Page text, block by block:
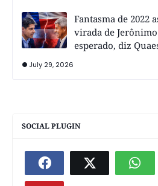
Fantasma de 2022
virada de
esperado, diz
July 29, 2026
SOCIAL PLUGIN